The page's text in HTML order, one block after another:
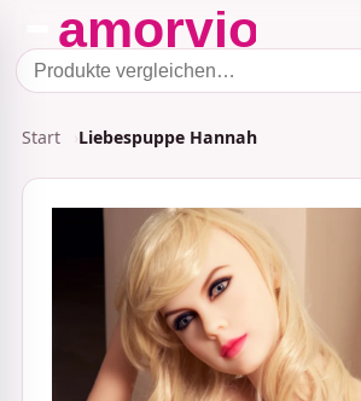
Start Liebespuppe Hannah